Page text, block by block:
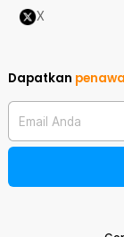
X
Dapatkan
Email Anda